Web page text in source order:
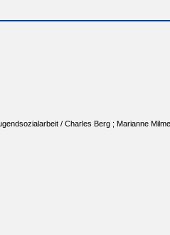
/ Charles Berg ; Marianne